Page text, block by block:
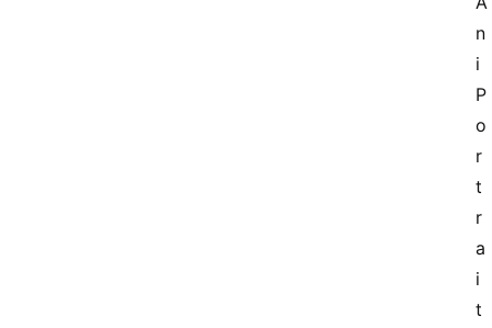
n
i
P
o
r
t
r
a
i
t